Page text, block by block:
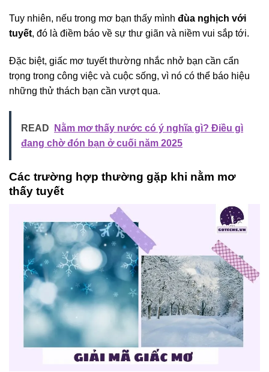
Tuy nhiên, nếu trong mơ bạn thấy mình đùa nghịch với
tuyết, đó là điềm báo về sự thư giãn và niềm vui sắp tới.
Đặc biệt, giấc mơ tuyết thường nhắc nhở bạn cần cẩn
trọng trong công việc và cuộc sống, vì nó có thể báo hiệu
những thử thách bạn cần vượt qua.
READ
Nằm mơ thấy nước có ý nghĩa gì? Điều gì
đang chờ đón bạn ở cuối năm 2025
Các trường hợp thường gặp khi nằm mơ
thấy tuyết